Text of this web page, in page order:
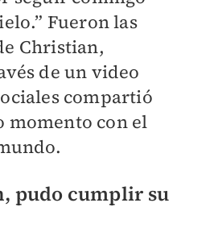
Fueron las
Christian,
de un video
compartió
momento con el
pudo cumplir su